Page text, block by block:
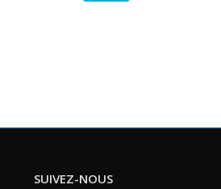
SUIVEZ-NOUS